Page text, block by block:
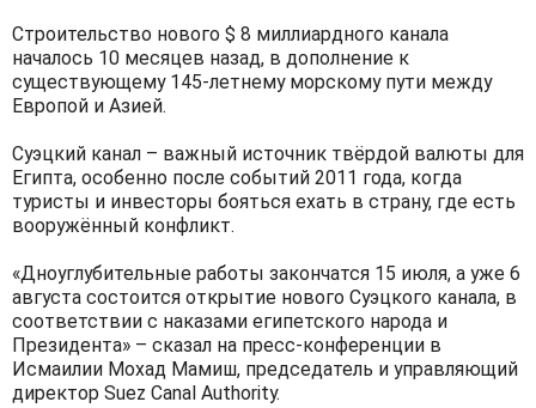
Строительство нового $ 8 миллиардного канала
началось 10 месяцев назад, в дополнение к
существующему 145-летнему морскому пути между
Европой и Азией.
Суэцкий канал – важный источник твёрдой валюты для
Египта, особенно после событий 2011 года, когда
туристы и инвесторы бояться ехать в страну, где есть
вооружённый конфликт.
«Дноуглубительные работы закончатся 15 июля, а уже 6
августа состоится открытие нового Суэцкого канала, в
соответствии с наказами египетского народа и
Президента» – сказал на пресс-конференции в
Исмаилии Мохад Мамиш, председатель и управляющий
директор Suez Canal Authority.